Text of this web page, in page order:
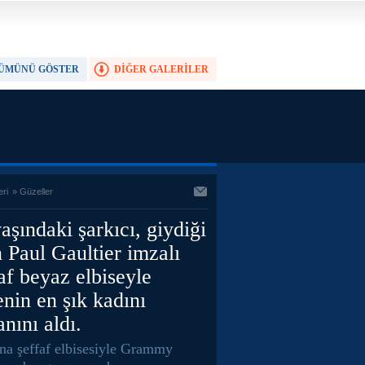
DİĞER GALERİLER
GÖSTER
» Güzeller
şarkıcı, giydiği
Paul Gaultier imzalı
beyaz elbiseyle
en şık kadını
aldı.
şeffaf elbisesiyle Grammy